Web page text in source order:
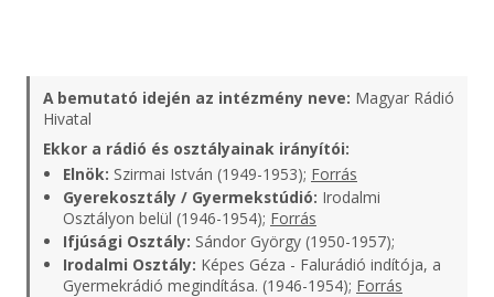
A bemutató idején az intézmény neve: Magyar Rádió
Hivatal
Ekkor a rádió és osztályainak irányítói:
Elnök: Szirmai István (1949-1953); Forrás
Gyerekosztály / Gyermekstúdió: Irodalmi
Osztályon belül (1946-1954); Forrás
Ifjúsági Osztály: Sándor György (1950-1957);
Irodalmi Osztály: Képes Géza - Falurádió indítója, a
Gyermekrádió megindítása. (1946-1954); Forrás